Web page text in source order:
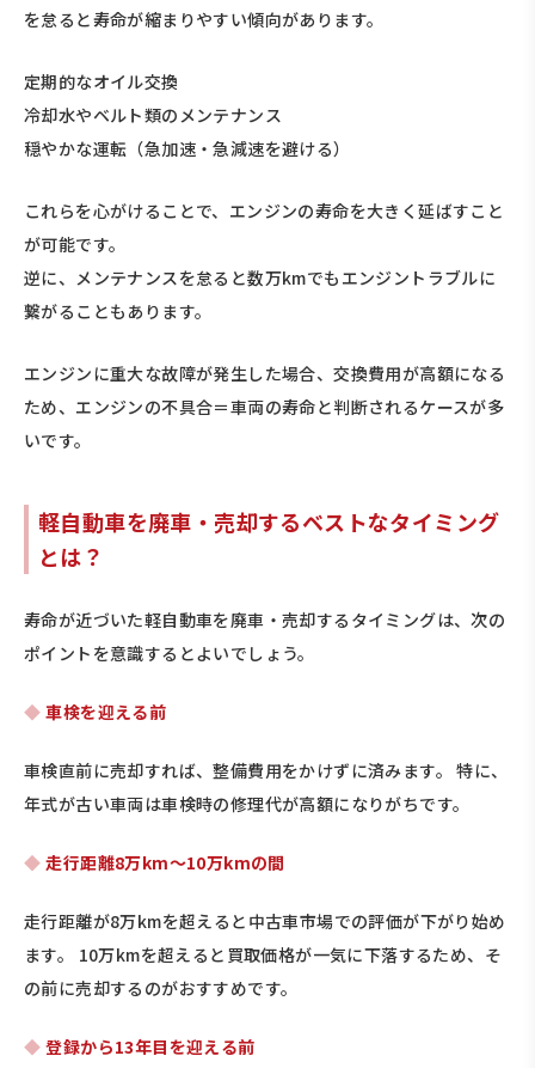
を怠ると寿命が縮まりやすい傾向があります。
定期的なオイル交換
冷却水やベルト類のメンテナンス
穏やかな運転（急加速・急減速を避ける）
これらを心がけることで、エンジンの寿命を大きく延ばすこと
が可能です。
逆に、メンテナンスを怠ると数万kmでもエンジントラブルに
繋がることもあります。
エンジンに重大な故障が発生した場合、交換費用が高額になる
ため、エンジンの不具合＝車両の寿命と判断されるケースが多
いです。
軽自動車を廃車・売却するベストなタイミング
とは？
寿命が近づいた軽自動車を廃車・売却するタイミングは、次の
ポイントを意識するとよいでしょう。
車検を迎える前
車検直前に売却すれば、整備費用をかけずに済みます。 特に、
年式が古い車両は車検時の修理代が高額になりがちです。
走行距離8万km～10万kmの間
走行距離が8万kmを超えると中古車市場での評価が下がり始め
ます。 10万kmを超えると買取価格が一気に下落するため、そ
の前に売却するのがおすすめです。
登録から13年目を迎える前